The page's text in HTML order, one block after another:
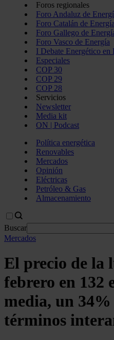
Foros regionales
Foro Andaluz de
Foro Catalán de Energía
Foro Gallego de
Foro Vasco de Energía
I Debate Energético en
Especiales
COP 30
COP 29
COP 28
Servicios
Newsletter
Media kit
ON | Podcast
Política energética
Renovables
Mercados
Opinión
Eléctricas
Petróleo & Gas
Almacenamiento
Buscar
Mercados
El precio de la
febrero en 132
media, un 34%
términos